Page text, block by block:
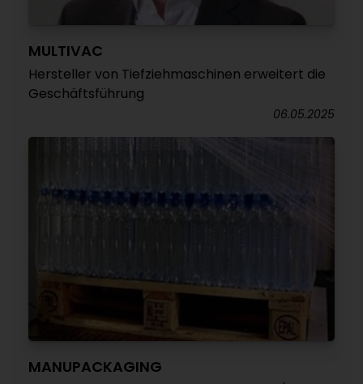
MULTIVAC
Hersteller von Tiefziehmaschinen erweitert die
Geschäftsführung
06.05.2025
MANUPACKAGING